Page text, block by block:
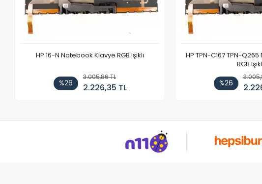
HP 16-N Notebook Klavye RGB Işıklı
%26
3.005,86 TL
2.226,35 TL
HP TPN-C167 TPN-
RGB
%26